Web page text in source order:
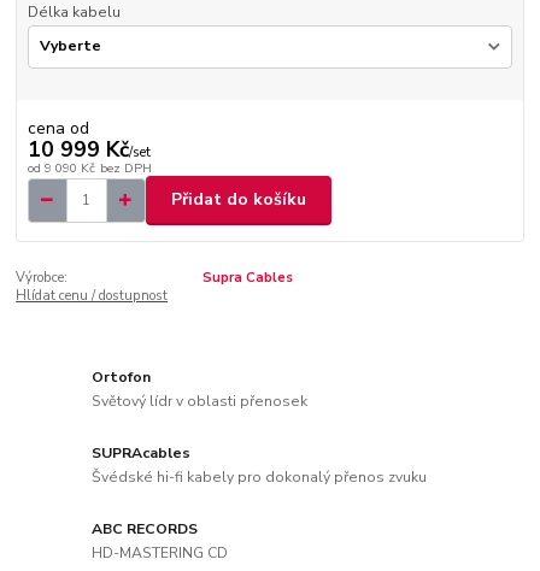
Délka kabelu
cena od
10 999 Kč/set
od 9 090 Kč bez DPH
Přidat do košíku
Výrobce:
Supra Cables
Hlídat cenu / dostupnost
Ortofon
Světový lídr v oblasti přenosek
SUPRAcables
Švédské hi-fi kabely pro dokonalý přenos zvuku
ABC RECORDS
HD-MASTERING CD